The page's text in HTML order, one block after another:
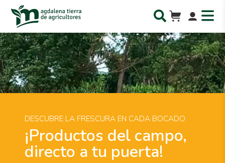
DESCUBRE LA FRESCURA EN CADA BOCADO
¡Productos del campo,
directo a tu puerta!